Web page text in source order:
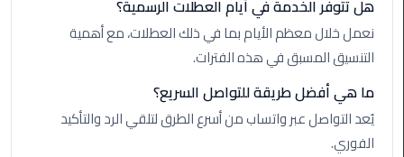
إلى
القاهرة
ليموزين
الهرم
ليموزين
هل تتوفر الخدمة في أيام العطلات الرسمية؟
نعمل خلال معظم الأيام بما في ذلك العطلات، مع أهمية
التنسيق المسبق في هذه الفترات.
ما هي أفضل طريقة للتواصل السريع؟
يُعد التواصل عبر واتساب من أسرع الطرق لتلقي الرد والتأكيد
الفوري.